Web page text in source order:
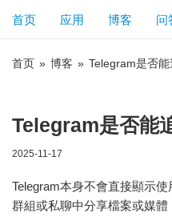
首页 应用 博客 问
首页 » 博客 » Telegram是否能
Telegram是否能
2025-11-17
Telegram本身不會直接顯示
群組或私聊中分享檔案或媒